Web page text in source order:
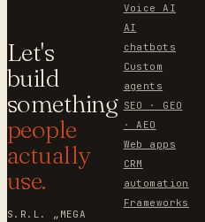
Let's
build
something
people
actually
use.
S.R.L. „MEGA
Voice AI
AI
chatbots
Custom
agents
SEO · GEO
· AEO
Web apps
CRM
automation
Frameworks